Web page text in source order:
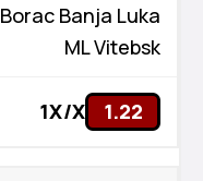
Borac Banja Luka
ML Vitebsk
1X/X 1.22